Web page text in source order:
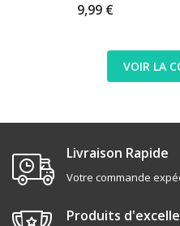
9,99 €
VOIR LA
Livraison Rapide
Votre commande
Produits